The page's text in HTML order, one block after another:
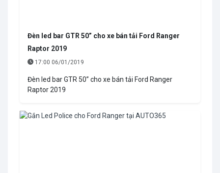
Đèn led bar GTR 50” cho xe bán tải Ford Ranger
Raptor 2019
17:00 06/01/2019
Đèn led bar GTR 50” cho xe bán tải Ford Ranger
Raptor 2019